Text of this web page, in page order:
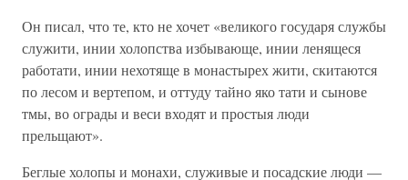
Он писал, что те, кто не хочет «великого государя службы
служити, инии холопства избывающе, инии ленящеся
работати, инии нехотяще в монастырех жити, скитаются
по лесом и вертепом, и оттуду тайно яко тати и сынове
тмы, во ограды и веси входят и простыя люди
прельщают».
Беглые холопы и монахи, служивые и посадские люди —